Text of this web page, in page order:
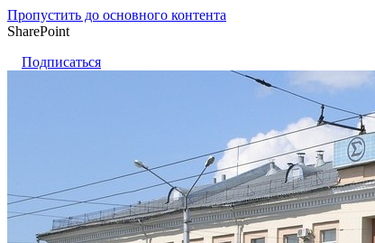
Пропустить до основного контента
SharePoint
Подписаться